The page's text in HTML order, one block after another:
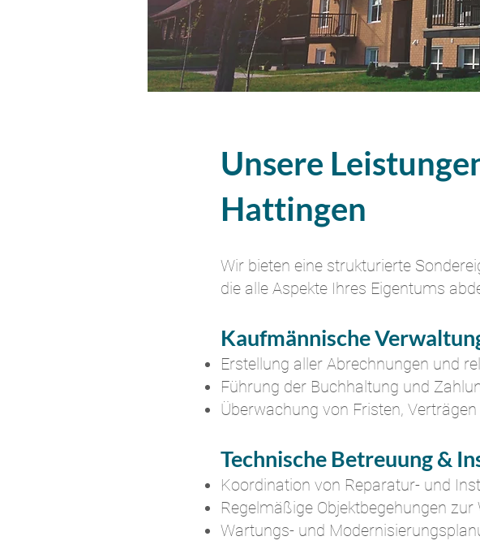
Unsere
Hattingen
Wir bieten eine strukturierte
die alle Aspekte Ihres Eigentums
Kaufmännische
Erstellung aller Abrechnungen und
Führung der Buchhaltung und
Überwachung von Fristen,
Technische Betreuung &
Koordination von Reparatur- und
Regelmäßige Objektbegehungen
Wartungs- und